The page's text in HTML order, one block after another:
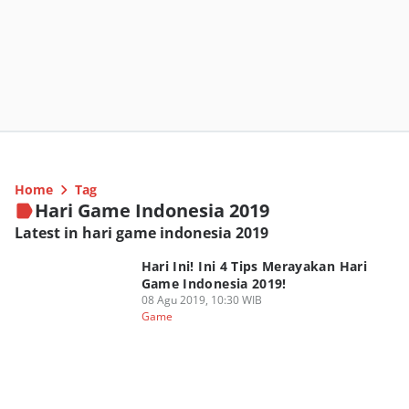
Home Tag
Hari Game Indonesia 2019
Latest in hari game indonesia 2019
Hari Ini! Ini 4 Tips Merayakan Hari
Game Indonesia 2019!
08 Agu 2019, 10:30 WIB
Game